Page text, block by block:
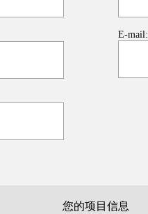
E-mail:
您的项目信息